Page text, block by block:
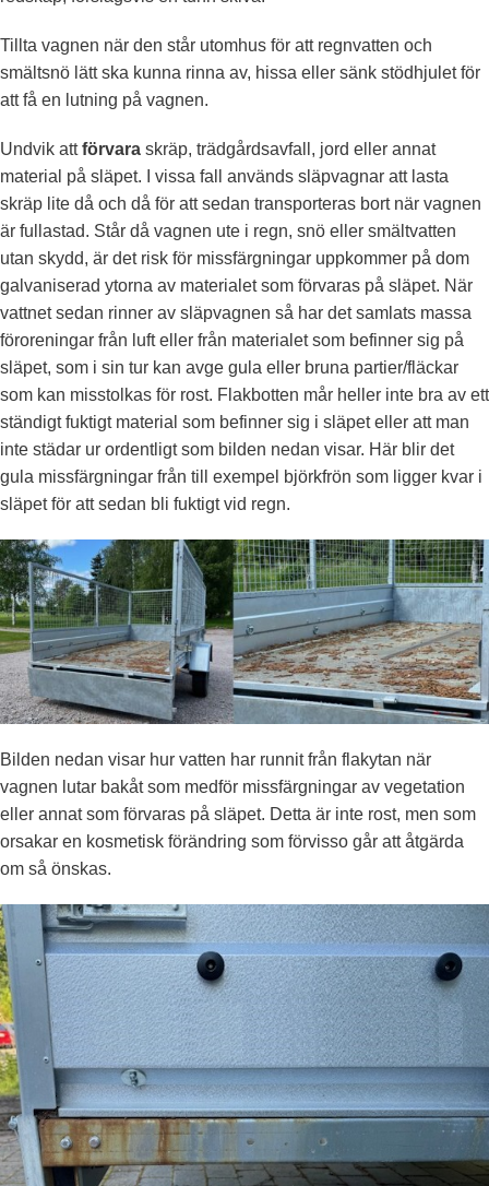
Tillta vagnen när den står utomhus för att regnvatten och
smältsnö lätt ska kunna rinna av, hissa eller sänk stödhjulet för
att få en lutning på vagnen.
Undvik attförvara skräp, trädgårdsavfall, jord eller annat
material på släpet. I vissa fall används släpvagnar att lasta
skräp lite då och då för att sedan transporteras bort när vagnen
är fullastad. Står då vagnen ute i regn, snö eller smältvatten
utan skydd, är det risk för missfärgningar uppkommer på dom
galvaniserad ytorna av materialet som förvaras på släpet. När
vattnet sedan rinner av släpvagnen så har det samlats massa
föroreningar från luft eller från materialet som befinner sig på
släpet, som i sin tur kan avge gula eller bruna partier/fläckar
som kan misstolkas för rost. Flakbotten mår heller inte bra av ett
ständigt fuktigt material som befinner sig i släpet eller att man
inte städar ur ordentligt som bilden nedan visar. Här blir det
gula missfärgningar från till exempel björkfrön som ligger kvar i
släpet för att sedan bli fuktigt vid regn.
Bilden nedan visar hur vatten har runnit från flakytan när
vagnen lutar bakåt som medför missfärgningar av vegetation
eller annat som förvaras på släpet. Detta är inte rost, men som
orsakar en kosmetisk förändring som förvisso går att åtgärda
om så önskas.